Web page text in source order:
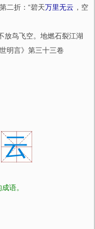
二折：“碧天万里无云 ，空
放鸟飞空。地燃石裂江湖
明言》第三十三卷
云
成语。